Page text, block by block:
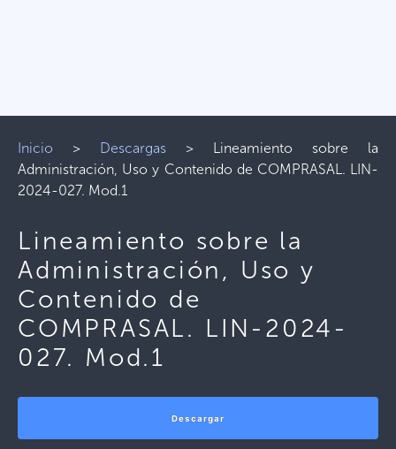
Inicio > Descargas > Lineamiento sobre la
Administración, Uso y Contenido de COMPRASAL. LIN-
2024-027. Mod.1
Lineamiento sobre la
Administración, Uso y
Contenido de
COMPRASAL. LIN-2024-
027. Mod.1
Descargar